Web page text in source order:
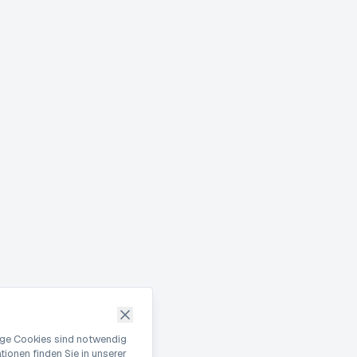
Cookies sind notwendig
finden Sie in unserer